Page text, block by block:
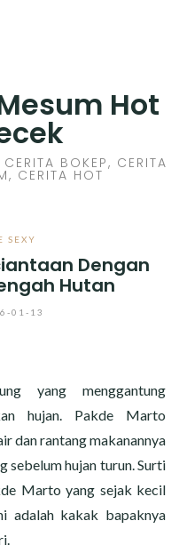
Hot
BOKEP, CERITA
CERITA HOT
SEXY
Dengan
Hutan
01-13
yang menggantung
hujan. Pakde Marto
dan rantang makanannya
sebelum hujan turun. Surti
Marto yang sejak kecil
adalah kakak bapaknya